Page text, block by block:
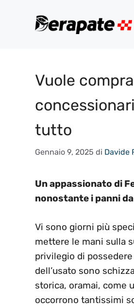
Vuole
tutto
Gennaio 9, 2025 di Davide
Un appassionato di
nonostante i panni
Vi sono giorni più
mettere le mani sulla
privilegio di
dell’usato sono
storica, oramai, come
occorrono tantissimi